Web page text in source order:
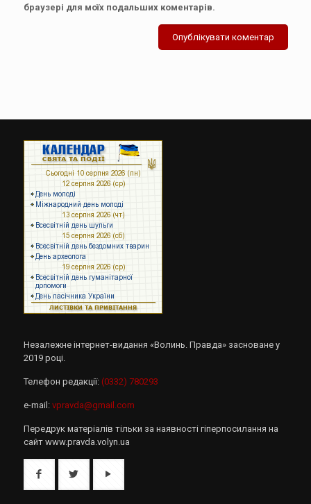
браузері для моїх подальших коментарів.
Незалежне інтернет-видання «Волинь. Правда» засноване у
2019 році.
Телефон редакції: (0332) 780293
e-mail: vpravda@gmail.com
Передрук матеріалів тільки за наявності гіперпосилання на
сайт www.pravda.volyn.ua